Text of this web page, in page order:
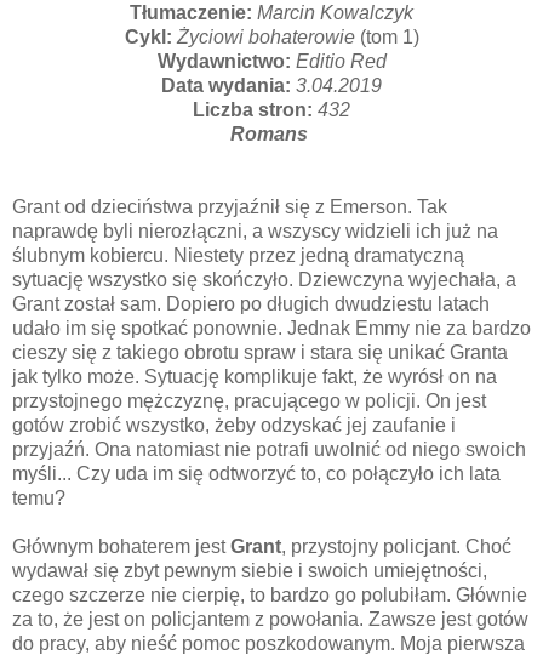
Tłumaczenie: Marcin Kowalczyk
Cykl: Życiowi bohaterowie (tom 1)
Wydawnictwo: Editio Red
Data wydania: 3.04.2019
Liczba stron: 432
Romans
Grant od dzieciństwa przyjaźnił się z Emerson. Tak
naprawdę byli nierozłączni, a wszyscy widzieli ich już na
ślubnym kobiercu. Niestety przez jedną dramatyczną
sytuację wszystko się skończyło. Dziewczyna wyjechała, a
Grant został sam. Dopiero po długich dwudziestu latach
udało im się spotkać ponownie. Jednak Emmy nie za bardzo
cieszy się z takiego obrotu spraw i stara się unikać Granta
jak tylko może. Sytuację komplikuje fakt, że wyrósł on na
przystojnego mężczyznę, pracującego w policji. On jest
gotów zrobić wszystko, żeby odzyskać jej zaufanie i
przyjaźń. Ona natomiast nie potrafi uwolnić od niego swoich
myśli... Czy uda im się odtworzyć to, co połączyło ich lata
temu?
Głównym bohaterem jestGrant, przystojny policjant. Choć
wydawał się zbyt pewnym siebie i swoich umiejętności,
czego szczerze nie cierpię, to bardzo go polubiłam. Głównie
za to, że jest on policjantem z powołania. Zawsze jest gotów
do pracy, aby nieść pomoc poszkodowanym. Moja pierwsza